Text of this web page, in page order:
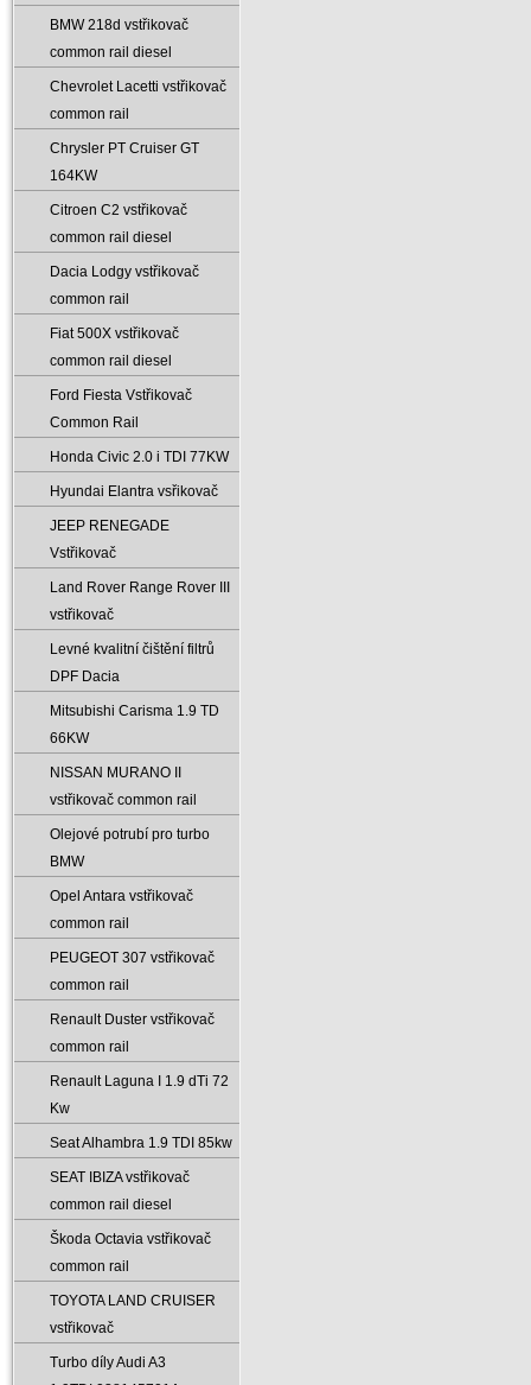
BMW 218d vstřikovač
common rail diesel
Chevrolet Lacetti vstřikovač
common rail
Chrysler PT Cruiser GT
164KW
Citroen C2 vstřikovač
common rail diesel
Dacia Lodgy vstřikovač
common rail
Fiat 500X vstřikovač
common rail diesel
Ford Fiesta Vstřikovač
Common Rail
Honda Civic 2.0 i TDI 77KW
Hyundai Elantra vsřikovač
JEEP RENEGADE
Vstřikovač
Land Rover Range Rover III
vstřikovač
Levné kvalitní čištění filtrů
DPF Dacia
Mitsubishi Carisma 1.9 TD
66KW
NISSAN MURANO II
vstřikovač common rail
Olejové potrubí pro turbo
BMW
Opel Antara vstřikovač
common rail
PEUGEOT 307 vstřikovač
common rail
Renault Duster vstřikovač
common rail
Renault Laguna I 1.9 dTi 72
Kw
Seat Alhambra 1.9 TDI 85kw
SEAT IBIZA vstřikovač
common rail diesel
Škoda Octavia vstřikovač
common rail
TOYOTA LAND CRUISER
vstřikovač
Turbo díly Audi A3